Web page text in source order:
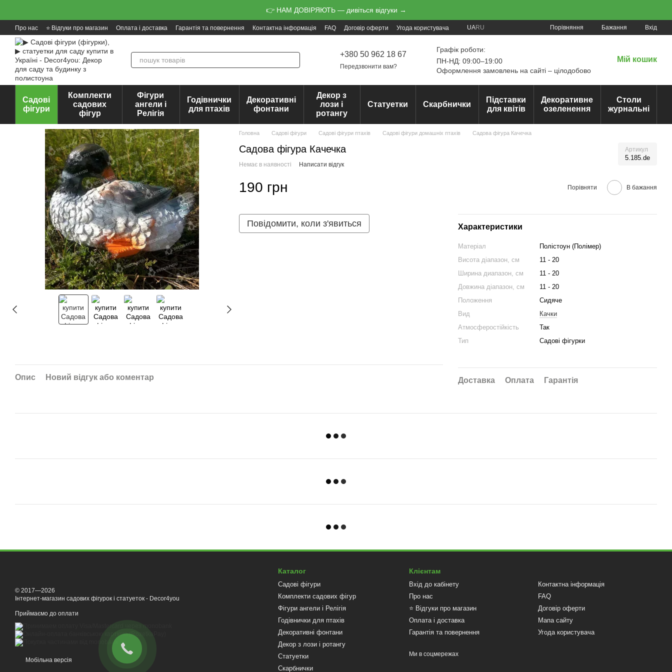
👉 НАМ ДОВІРЯЮТЬ — дивіться відгуки →
Про нас ⭐ Відгуки про магазин Оплата і доставка Гарантія та повернення Контактна інформація FAQ Договір оферти Угода користувача UARU Порівняння Бажання Вхід
+380 50 962 18 67
Передзвонити вам?
Графік роботи:
ПН-НД: 09:00–19:00
Оформлення замовлень на сайті – цілодобово
Мій кошик
Садові
фігури
Комплекти
садових
фігур
Фігури
ангели і
Релігія
Годівнички
для птахів
Декоративні
фонтани
Декор з
лози і
ротангу
Статуетки Скарбнички
Підставки
для квітів
Декоративне
озеленення
Столи
журнальні
Головна Садові фігури Садові фігури птахів Садові фігури домашніх птахів Садова фігура Качечка
Садова фігура Качечка Артикул
5.185.de
Немає в наявності Написати відгук
190 грн Порівняти В бажання
Повідомити, коли з'явиться Характеристики
Матеріал
Полістоун (Полімер)
Висота діапазон, см
11 - 20
Ширина диапазон, см
11 - 20
Довжина діапазон, см
11 - 20
Положення
Сидяче
Вид
Качки
Атмосферостійкість
Так
Тип
Садові фігурки
Доставка Оплата Гарантія
Опис Новий відгук або коментар
© 2017—2026
Інтернет-магазин садових фігурок і статуеток - Decor4you
Приймаємо до оплати
Мобільна версія
Каталог
Садові фігури
Комплекти садових фігур
Фігури ангели і Релігія
Годівнички для птахів
Декоративні фонтани
Декор з лози і ротангу
Статуетки
Скарбнички
Клієнтам
Вхід до кабінету
Про нас
⭐ Відгуки про магазин
Оплата і доставка
Гарантія та повернення
Контактна інформація
FAQ
Договір оферти
Мапа сайту
Угода користувача
Ми в соцмережах